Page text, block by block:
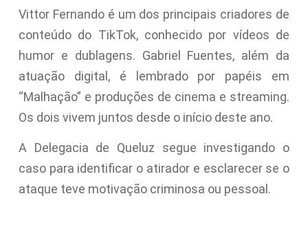
Vittor Fernando é um dos principais criadores de
conteúdo do TikTok, conhecido por vídeos de
humor e dublagens. Gabriel Fuentes, além da
atuação digital, é lembrado por papéis em
“Malhação” e produções de cinema e streaming.
Os dois vivem juntos desde o início deste ano.
A Delegacia de Queluz segue investigando o
caso para identificar o atirador e esclarecer se o
ataque teve motivação criminosa ou pessoal.